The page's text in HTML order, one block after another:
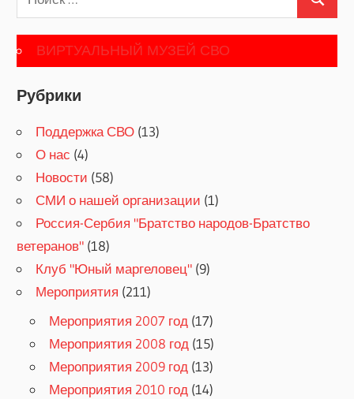
для:
Поиск
ВИРТУАЛЬНЫЙ МУЗЕЙ СВО
Рубрики
Поддержка СВО (13)
О нас (4)
Новости (58)
СМИ о нашей организации (1)
Россия-Сербия "Братство народов-Братство
ветеранов" (18)
Клуб "Юный маргеловец" (9)
Мероприятия (211)
Мероприятия 2007 год (17)
Мероприятия 2008 год (15)
Мероприятия 2009 год (13)
Мероприятия 2010 год (14)